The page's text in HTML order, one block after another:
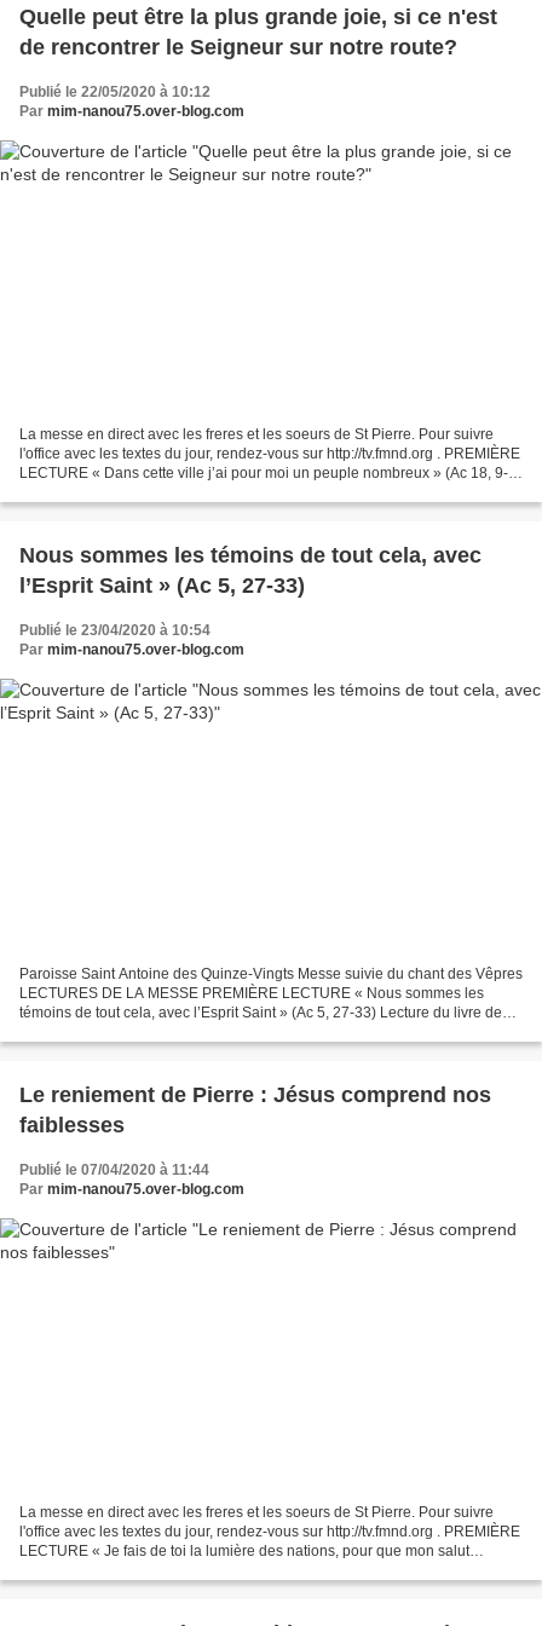
Quelle peut être la plus grande joie, si ce n'est
de rencontrer le Seigneur sur notre route?
Publié le 22/05/2020 à 10:12
Par mim-nanou75.over-blog.com
La messe en direct avec les freres et les soeurs de St Pierre. Pour suivre
l'office avec les textes du jour, rendez-vous sur http://tv.fmnd.org . PREMIÈRE
LECTURE « Dans cette ville j’ai pour moi un peuple nombreux » (Ac 18, 9-
Nous sommes les témoins de tout cela, avec
l’Esprit Saint » (Ac 5, 27-33)
Publié le 23/04/2020 à 10:54
Par mim-nanou75.over-blog.com
Paroisse Saint Antoine des Quinze-Vingts Messe suivie du chant des Vêpres
LECTURES DE LA MESSE PREMIÈRE LECTURE « Nous sommes les
témoins de tout cela, avec l’Esprit Saint » (Ac 5, 27-33) Lecture du livre des
Le reniement de Pierre : Jésus comprend nos
faiblesses
Publié le 07/04/2020 à 11:44
Par mim-nanou75.over-blog.com
La messe en direct avec les freres et les soeurs de St Pierre. Pour suivre
l'office avec les textes du jour, rendez-vous sur http://tv.fmnd.org . PREMIÈRE
LECTURE « Je fais de toi la lumière des nations, pour que mon salut